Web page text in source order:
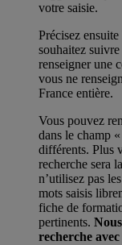
votre saisie.
Précisez
souhaitez
renseigner une
vous ne
France entière.
Vous pouvez
dans le champ
différents. Plus
recherche sera
n’utilisez pas
mots saisis
fiche de
pertinents.
recherche